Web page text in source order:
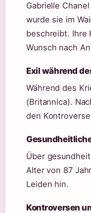
Gabrielle
wurde sie im
beschreibt. Ihre
Wunsch nach
Exil während
Während des
(Britannica).
den
Über
Alter von 87
Leiden hin.
Kontroversen